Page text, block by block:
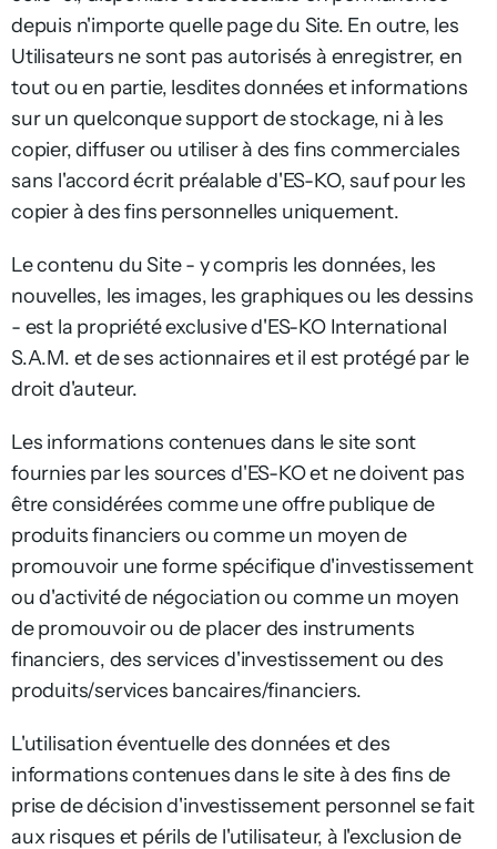
depuis n'importe quelle page du Site. En outre, les
Utilisateurs ne sont pas autorisés à enregistrer, en
tout ou en partie, lesdites données et informations
sur un quelconque support de stockage, ni à les
copier, diffuser ou utiliser à des fins commerciales
sans l'accord écrit préalable d'ES-KO, sauf pour les
copier à des fins personnelles uniquement.
Le contenu du Site - y compris les données, les
nouvelles, les images, les graphiques ou les dessins
- est la propriété exclusive d'ES-KO International
S.A.M. et de ses actionnaires et il est protégé par le
droit d'auteur.
Les informations contenues dans le site sont
fournies par les sources d'ES-KO et ne doivent pas
être considérées comme une offre publique de
produits financiers ou comme un moyen de
promouvoir une forme spécifique d'investissement
ou d'activité de négociation ou comme un moyen
de promouvoir ou de placer des instruments
financiers, des services d'investissement ou des
produits/services bancaires/financiers.
L'utilisation éventuelle des données et des
informations contenues dans le site à des fins de
prise de décision d'investissement personnel se fait
aux risques et périls de l'utilisateur, à l'exclusion de